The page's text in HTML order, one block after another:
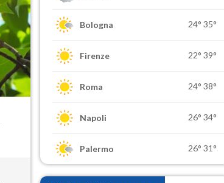
Bologna 24° 35°
Firenze 22° 39°
Roma 24° 38°
Napoli 26° 34°
Palermo 26° 31°